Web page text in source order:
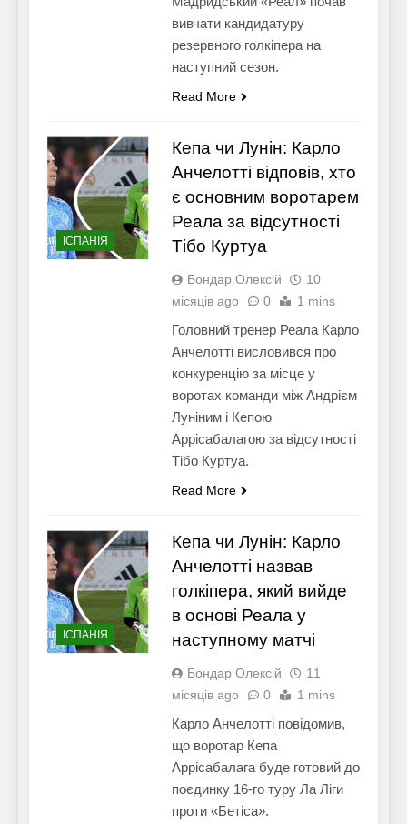
вивчати кандидатуру
резервного голкіпера на
наступний сезон.
Read More
ІСПАНІЯ
Кепа чи Лунін: Карло
Анчелотті відповів, хто
є основним воротарем
Реала за відсутності
Тібо Куртуа
Бондар Олексій
10
місяців ago
0 1 mins
Головний тренер Реала Карло
Анчелотті висловився про
конкуренцію за місце у
воротах команди між Андрієм
Луніним і Кепою
Аррісабалагою за відсутності
Тібо Куртуа.
Read More
ІСПАНІЯ
Кепа чи Лунін: Карло
Анчелотті назвав
голкіпера, який вийде
в основі Реала у
наступному матчі
Бондар Олексій
11
місяців ago
0 1 mins
Карло Анчелотті повідомив,
що воротар Кепа
Аррісабалага буде готовий до
поєдинку 16-го туру Ла Ліги
проти «Бетіса».